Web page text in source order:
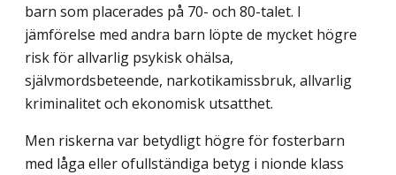
barn som placerades på 70- och 80-talet. I
jämförelse med andra barn löpte de mycket högre
risk för allvarlig psykisk ohälsa,
självmordsbeteende, narkotikamissbruk, allvarlig
kriminalitet och ekonomisk utsatthet.
Men riskerna var betydligt högre för fosterbarn
med låga eller ofullständiga betyg i nionde klass